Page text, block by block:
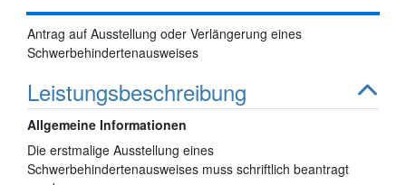
Antrag auf Ausstellung oder Verlängerung eines
Schwerbehindertenausweises
Leistungsbeschreibung
Allgemeine Informationen
Die erstmalige Ausstellung eines
Schwerbehindertenausweises muss schriftlich beantragt